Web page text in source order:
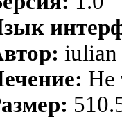
iulian
Не